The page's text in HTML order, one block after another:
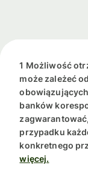
1 Możliwość
może zależeć
banków
przypadku
konkretnego
więcej.